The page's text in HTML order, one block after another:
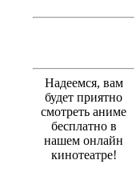
Надеемся, вам
будет приятно
смотреть аниме
бесплатно в
нашем онлайн
кинотеатре!